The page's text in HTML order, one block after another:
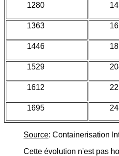
1280
1363
1446
1529
1612
1695
Source: Containerisation
Cette évolution n'est pas